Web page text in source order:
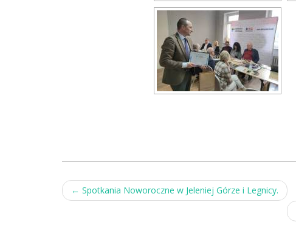
Post
← Spotkania Noworoczne w Jeleniej Górze i Legnicy.